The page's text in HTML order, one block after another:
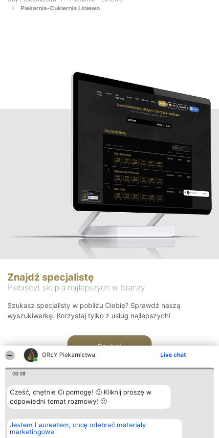
ORŁY Piekarnictwa Live chat
06:38
Cześć, chętnie Ci pomogę! 🙂 Kliknij proszę w
odpowiedni temat rozmowy! 🙂
Jestem Laureatem, chcę odebrać materiały
marketingowe
Piekarnia-Cukiernia Liniewo
Znajdź specjalistę
Plebiscyt skupia najlepszych w branży
Szukasz specjalisty w pobliżu Ciebie? Sprawdź naszą
wyszukiwarkę. Korzystaj tylko z usług najlepszych!
Szukaj
Organizator plebiscytu
Bright Side Solutions sp. z o.
o. sp. k.
Plebiscyt
Laureaci
Kontakt
Kontakt